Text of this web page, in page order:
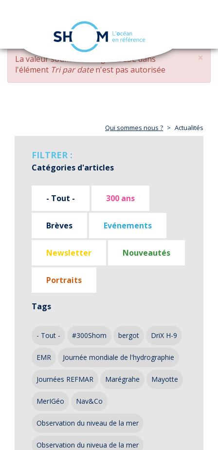
Aller
contenu
principal
navigation
×
MESSAGE
D'ERREUR
La valeur soumise changed DESCdans
l'élément Tri par daten'est pas autorisée
Qui sommes nous ? Actualités
FILTRER :
Catégories d'articles
- Tout - 300 ans
Brèves Evénements
Newsletter Nouveautés
Portraits
Tags
- Tout - #300Shom bergot DriX H-9
EMR Journée mondiale de l'hydrographie
Journées REFMAR Marégrahe Mayotte
MerIGéo Nav&Co
Observation du niveau de la mer
Observation du niveua de la mer